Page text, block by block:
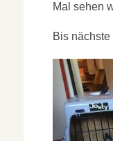
Mal sehen
Bis nächste